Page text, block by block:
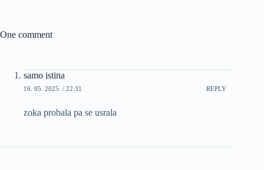
One comment
samo istina
16. 05. 2025. / 22:31 REPLY
zoka probala pa se usrala